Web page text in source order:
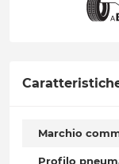
Marchio
Profilo